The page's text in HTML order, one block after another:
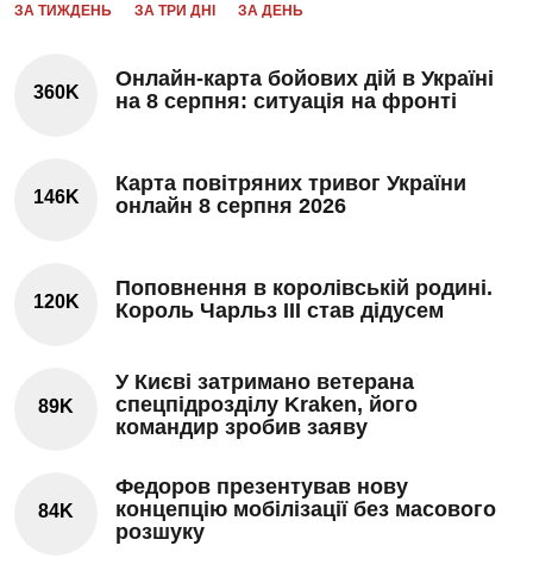
ЗА ТИЖДЕНЬ ЗА ТРИ ДНІ ЗА ДЕНЬ
360K
Онлайн-карта бойових дій в Україні
на 8 серпня: ситуація на фронті
146K
Карта повітряних тривог України
онлайн 8 серпня 2026
120K
Поповнення в королівській родині.
Король Чарльз III став дідусем
89K
У Києві затримано ветерана
спецпідрозділу Kraken, його
командир зробив заяву
84K
Федоров презентував нову
концепцію мобілізації без масового
розшуку